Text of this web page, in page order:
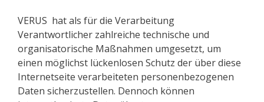
VERUS hat als für die Verarbeitung
Verantwortlicher zahlreiche technische und
organisatorische Maßnahmen umgesetzt, um
einen möglichst lückenlosen Schutz der über diese
Internetseite verarbeiteten personenbezogenen
Daten sicherzustellen. Dennoch können